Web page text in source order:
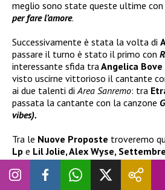
meglio sono state queste ultime con
per fare l’amore.
Successivamente è stata la volta di
passare il turno è stato il primo con
interessante sfida traAngelica Bove
visto uscirne vittorioso il cantante
ai due talenti diArea Sanremo: tra
passata la cantante con la canzone
vibes).
Tra le Nuove Proposte troveremo
Lp e Lil Jolie, Alex Wyse, Settembre
loro che hanno strappato il pass per
2025.